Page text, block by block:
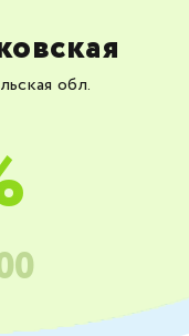
обл.